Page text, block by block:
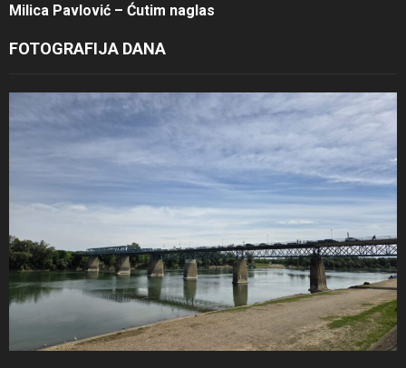
Milica Pavlović – Ćutim naglas
FOTOGRAFIJA DANA